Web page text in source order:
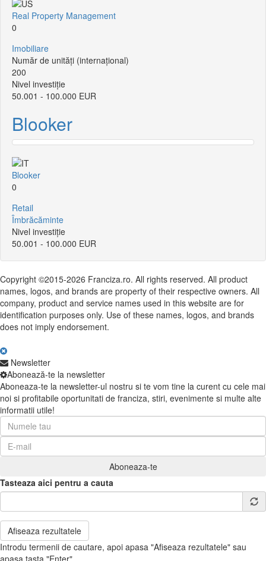
Real Property Management
0
Imobiliare
Număr de unități (internațional)
200
Nivel investiție
50.001 - 100.000 EUR
Blooker
Blooker
0
Retail
Îmbrăcăminte
Nivel investiție
50.001 - 100.000 EUR
Copyright ©2015-2026 Franciza.ro. All rights reserved. All product
names, logos, and brands are property of their respective owners. All
company, product and service names used in this website are for
identification purposes only. Use of these names, logos, and brands
does not imply endorsement.
Newsletter
Abonează-te la newsletter
Aboneaza-te la newsletter-ul nostru si te vom tine la curent cu cele mai
noi si profitabile oportunitati de franciza, stiri, evenimente si multe alte
informatii utile!
Tasteaza aici pentru a cauta
Afiseaza rezultatele
Introdu termenii de cautare, apoi apasa "Afiseaza rezultatele" sau
apasa tasta "Enter".